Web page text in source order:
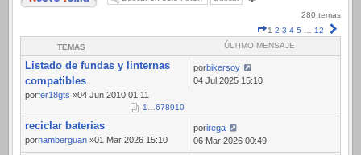
280 temas
Página
1
1 2 3 4 5 … 12
TEMAS ÚLTIMO MENSAJE
Listado de fundas y linternas
compatibles
porfer18gts »04 Jun 2010 01:11
1…678910
porbikersoy
04 Jul 2025 15:10
reciclar baterias
pornamberguan »01 Mar 2026 15:10
porirega
06 Mar 2026 00:49